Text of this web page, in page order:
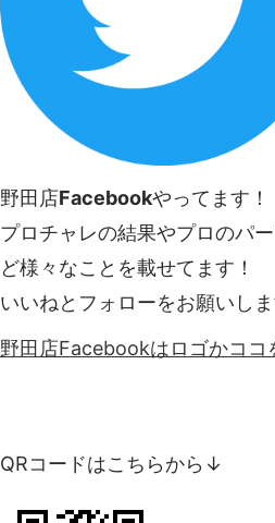
野田店Facebookやってます！
プロチャレの結果やプロのパ
ど様々なことを載せてます！
いいねとフォローをお願いしま
野田店Facebookはロゴかココ
QRコードはこちらから↓